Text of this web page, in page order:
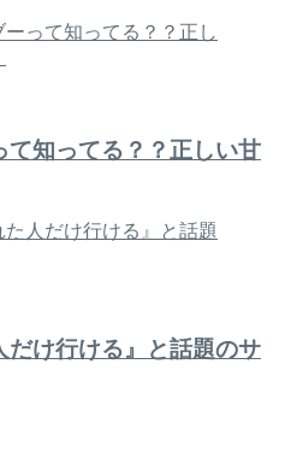
て知ってる？？正しい甘
だけ行ける』と話題のサ